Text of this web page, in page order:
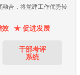
合，将党建工作优势转
效 ★ 促进发展
干部考评
系统